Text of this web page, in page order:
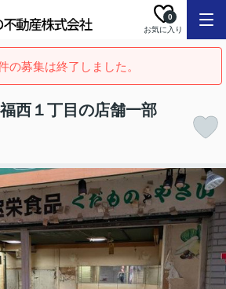
お気に入り
0
の募集は終了しました。
西１丁目の店舗一部